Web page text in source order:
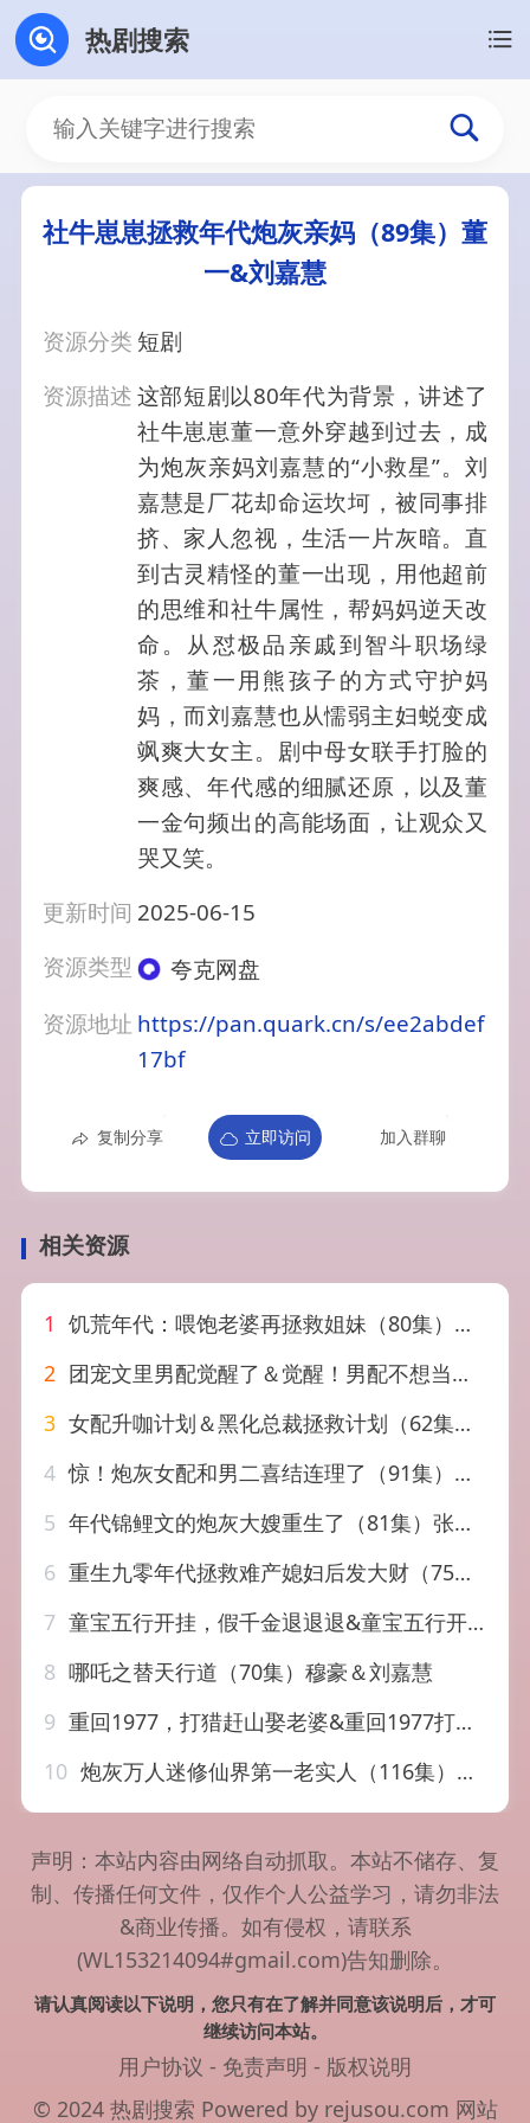
热剧搜索
社牛崽崽拯救年代炮灰亲妈（89集）董
一&刘嘉慧
资源分类 短剧
资源描述这部短剧以80年代为背景，讲述了
社牛崽崽董一意外穿越到过去，成
为炮灰亲妈刘嘉慧的“小救星”。刘
嘉慧是厂花却命运坎坷，被同事排
挤、家人忽视，生活一片灰暗。直
到古灵精怪的董一出现，用他超前
的思维和社牛属性，帮妈妈逆天改
命。从怼极品亲戚到智斗职场绿
茶，董一用熊孩子的方式守护妈
妈，而刘嘉慧也从懦弱主妇蜕变成
飒爽大女主。剧中母女联手打脸的
爽感、年代感的细腻还原，以及董
一金句频出的高能场面，让观众又
哭又笑。
更新时间 2025-06-15
资源类型
夸克网盘
资源地址 https://pan.quark.cn/s/ee2abdef
17bf
复制分享 立即访问 加入群聊
相关资源
1 饥荒年代：喂饱老婆再拯救姐妹（80集）陈洁蕾&周越
2 团宠文里男配觉醒了＆觉醒！男配不想当炮灰了（77集）邓嘉伦＆高洁慧
3 女配升咖计划＆黑化总裁拯救计划（62集）高铭屿＆王琳慧
4 惊！炮灰女配和男二喜结连理了（91集）李亦丞＆姚慧
5 年代锦鲤文的炮灰大嫂重生了（81集）张诗媛＆李宣辰
6 重生九零年代拯救难产媳妇后发大财（75集）张许焓&张宇翔
7 童宝五行开挂，假千金退退退&童宝五行开挂假千金退退退（65集）喻浩洋＆刘嘉慧
8 哪吒之替天行道（70集）穆豪＆刘嘉慧
9 重回1977，打猎赶山娶老婆&重回1977打猎赶山娶老婆（79集）王必可&王姝慧
10 炮灰万人迷修仙界第一老实人（116集）AI短剧
声明：本站内容由网络自动抓取。本站不储存、复
制、传播任何文件，仅作个人公益学习，请勿非法
&商业传播。如有侵权，请联系
(WL153214094#gmail.com)告知删除。
请认真阅读以下说明，您只有在了解并同意该说明后，才可
继续访问本站。
用户协议 - 免责声明 - 版权说明
© 2024 热剧搜索 Powered by rejusou.com 网站